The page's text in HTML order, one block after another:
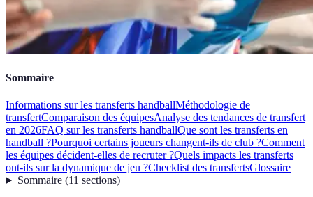
Sommaire
Informations sur les transferts handballMéthodologie de
transfertComparaison des équipesAnalyse des tendances de transfert
en 2026FAQ sur les transferts handballQue sont les transferts en
handball ?Pourquoi certains joueurs changent-ils de club ?Comment
les équipes décident-elles de recruter ?Quels impacts les transferts
ont-ils sur la dynamique de jeu ?Checklist des transfertsGlossaire
Sommaire(11 sections)